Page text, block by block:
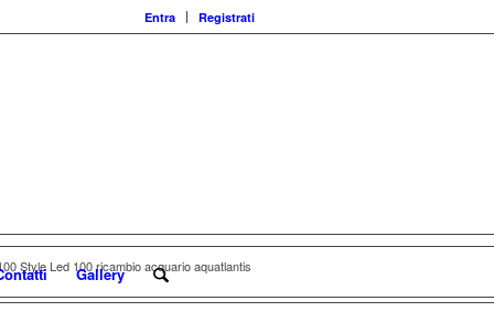
Entra Registrati
Gallery
Style Led 100 ricambio acquario aquatlantis